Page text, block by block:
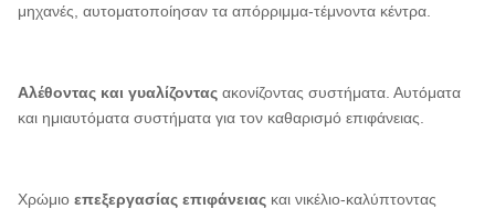
μηχανές, αυτοματοποίησαν τα απόρριμμα-τέμνοντα κέντρα.
Αλέθοντας και γυαλίζοντας ακονίζοντας συστήματα. Αυτόματα
και ημιαυτόματα συστήματα για τον καθαρισμό επιφάνειας.
Χρώμιο επεξεργασίας επιφάνειας και νικέλιο-καλύπτοντας